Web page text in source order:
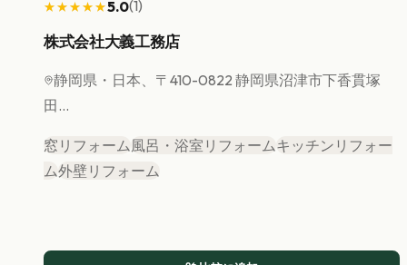
★★★★★
★★★★★5.0(1)
株式会社大義工務店
静岡県 ・日本、〒410-0822 静岡県沼津市下香貫塚
田...
窓リフォーム風呂・浴室リフォームキッチンリフォー
ム外壁リフォーム